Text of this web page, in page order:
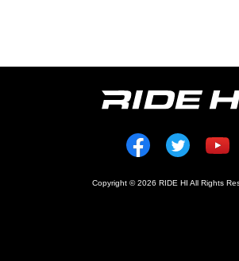
Copyright © 2026 RIDE HI All Rights